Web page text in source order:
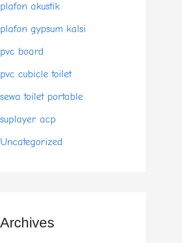
plafon akustik
plafon gypsum kalsi
pvc board
pvc cubicle toilet
sewa toilet portable
suplayer acp
Uncategorized
Archives